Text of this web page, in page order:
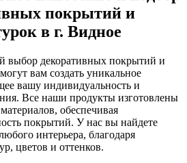
покрытий и
в г. Видное
выбор декоративных покрытий и
вам создать уникальное
вашу индивидуальность и
Все наши продукты изготовлены
обеспечивая
покрытий. У нас вы найдете
интерьера, благодаря
цветов и оттенков.